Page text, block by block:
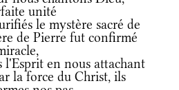
unité
le mystère sacré de
de Pierre fut confirmé
l'Esprit en nous attachant
la force du Christ, ils